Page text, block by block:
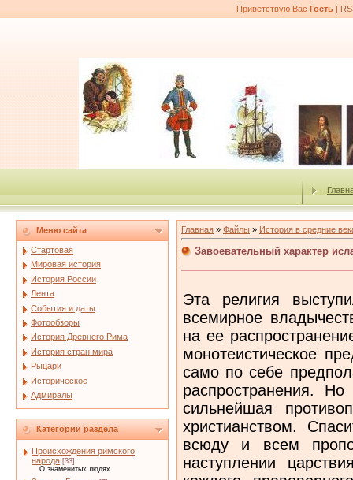
Приветствую Вас Гость |
Меню сайта
Стартовая
Мировая история
История России
Лента
События и даты
Фотообзоры
История Древнего Рима
История стран мира
Рыцари
Историческое
Адмиралы
Категории раздела
Происхождения римского
народа [33]
О знаменитых людях
Главная » Файлы » История в средние
Завоевательный характер
Эта религия
всемирное
на ее
монотеистическое
само по себе
распространения.
сильнейшая
христианством.
всюду и всем
наступлении